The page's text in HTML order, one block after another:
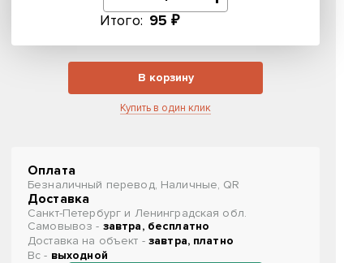
Итого: 95 ₽
В корзину
Купить в один клик
Оплата
Безналичный перевод, Наличные, QR
Доставка
Санкт-Петербург и Ленинградская обл.
Самовывоз - завтра, бесплатно
Доставка на объект - завтра, платно
Вс - выходной